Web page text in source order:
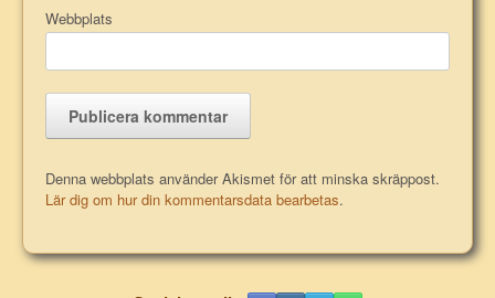
Webbplats
Denna webbplats använder Akismet för att minska skräppost.
Lär dig om hur din kommentarsdata bearbetas.